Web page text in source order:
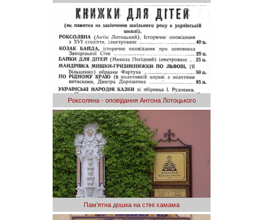
Роксоляна - оповідання Антона Лотоцького
Пам'ятна дошка на стіні хамама